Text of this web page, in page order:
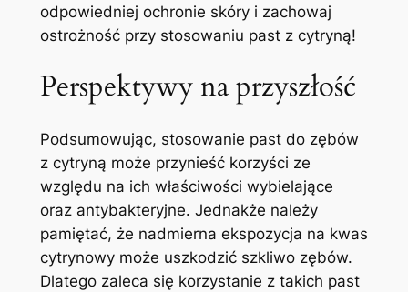
odpowiedniej ‍ochronie skóry⁣ i zachowaj
ostrożność przy stosowaniu ⁢past z cytryną!
Perspektywy⁣ na przyszłość
Podsumowując, stosowanie past do zębów
⁤z cytryną‌ może przynieść korzyści ‌ze⁤
względu​ na ‍ich‍ właściwości wybielające
oraz antybakteryjne. Jednakże ‌należy
pamiętać, że nadmierna ‌ekspozycja ‍na kwas
cytrynowy ​może uszkodzić ⁤szkliwo zębów.
Dlatego zaleca się⁢ korzystanie​ z takich past